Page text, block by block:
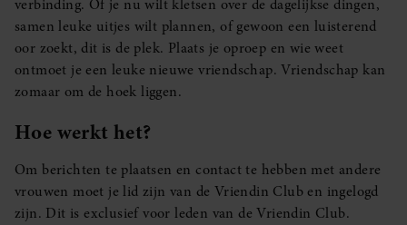
verbinding. Of je nu wilt kletsen over de dagelijkse dingen,
samen leuke uitjes wilt plannen, of gewoon een luisterend
oor zoekt, dit is de plek. Plaats je oproep en wie weet
ontmoet je een leuke nieuwe vriendschap. Vriendschap kan
zomaar om de hoek liggen.
Hoe werkt het?
Om berichten te plaatsen en contact te hebben met andere
vrouwen moet je lid zijn van de Vriendin Club en ingelogd
zijn. Dit is exclusief voor leden van de Vriendin Club.